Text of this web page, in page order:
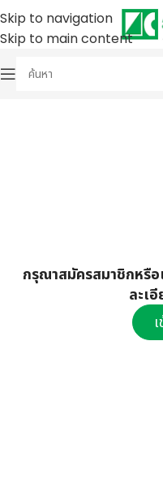
Skip to navigation
Skip to main content
กรุณาสมัครสมาชิกหรือ
ละเ